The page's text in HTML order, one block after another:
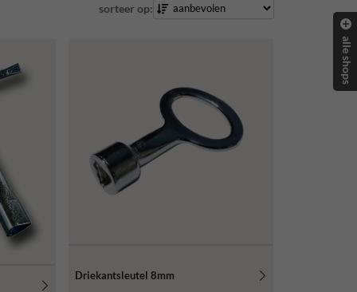
sorteer op:
Driekantsleutel 8mm
alle shops